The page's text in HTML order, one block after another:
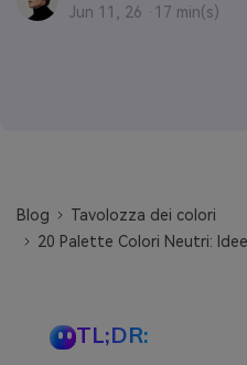
Jun 11, 26 · 17 min(s)
Blog
Tavolozza dei colori
20 Palette Colori Neutri:
TL;DR: